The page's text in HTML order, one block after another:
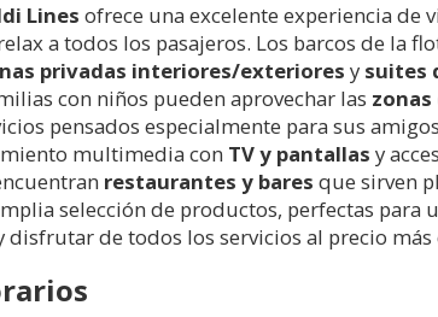
Lines ofrece una excelente experiencia de
a todos los pasajeros. Los barcos de la
privadas interiores/exteriores y suites
con niños pueden aprovechar las
pensados especialmente para sus
multimedia con TV y pantallas y
restaurantes y bares que sirven
selección de productos, perfectas para
disfrutar de todos los servicios al precio más